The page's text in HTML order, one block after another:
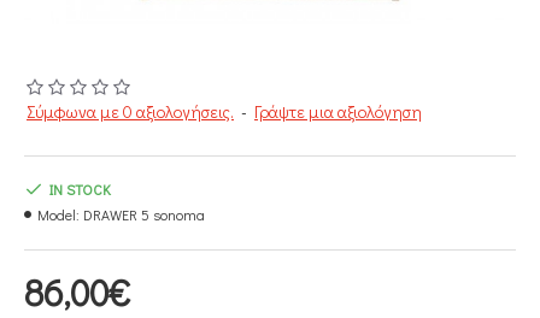
Σύμφωνα με 0 αξιολογήσεις. - Γράψτε μια αξιολόγηση
86,00€
IN STOCK
Model: DRAWER 5 sonoma